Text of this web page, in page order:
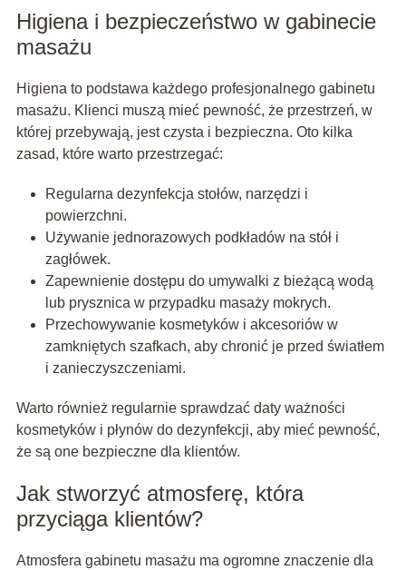
Higiena i bezpieczeństwo w gabinecie
masażu
Higiena to podstawa każdego profesjonalnego gabinetu
masażu. Klienci muszą mieć pewność, że przestrzeń, w
której przebywają, jest czysta i bezpieczna. Oto kilka
zasad, które warto przestrzegać:
Regularna dezynfekcja stołów, narzędzi i
powierzchni.
Używanie jednorazowych podkładów na stół i
zagłówek.
Zapewnienie dostępu do umywalki z bieżącą wodą
lub prysznica w przypadku masaży mokrych.
Przechowywanie kosmetyków i akcesoriów w
zamkniętych szafkach, aby chronić je przed światłem
i zanieczyszczeniami.
Warto również regularnie sprawdzać daty ważności
kosmetyków i płynów do dezynfekcji, aby mieć pewność,
że są one bezpieczne dla klientów.
Jak stworzyć atmosferę, która
przyciąga klientów?
Atmosfera gabinetu masażu ma ogromne znaczenie dla